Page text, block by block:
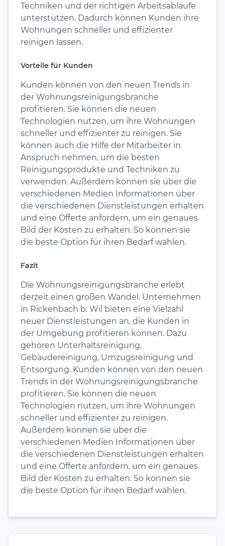
Techniken und der richtigen Arbeitsabläufe
unterstützen. Dadurch können Kunden ihre
Wohnungen schneller und effizienter
reinigen lassen.
Vorteile für Kunden
Kunden können von den neuen Trends in
der Wohnungsreinigungsbranche
profitieren. Sie können die neuen
Technologien nutzen, um ihre Wohnungen
schneller und effizienter zu reinigen. Sie
können auch die Hilfe der Mitarbeiter in
Anspruch nehmen, um die besten
Reinigungsprodukte und Techniken zu
verwenden. Außerdem können sie über die
verschiedenen Medien Informationen über
die verschiedenen Dienstleistungen erhalten
und eine Offerte anfordern, um ein genaues
Bild der Kosten zu erhalten. So können sie
die beste Option für ihren Bedarf wählen.
Fazit
Die Wohnungsreinigungsbranche erlebt
derzeit einen großen Wandel. Unternehmen
in Rickenbach b. Wil bieten eine Vielzahl
neuer Dienstleistungen an, die Kunden in
der Umgebung profitieren können. Dazu
gehören Unterhaltsreinigung,
Gebäudereinigung, Umzugsreinigung und
Entsorgung. Kunden können von den neuen
Trends in der Wohnungsreinigungsbranche
profitieren. Sie können die neuen
Technologien nutzen, um ihre Wohnungen
schneller und effizienter zu reinigen.
Außerdem können sie über die
verschiedenen Medien Informationen über
die verschiedenen Dienstleistungen erhalten
und eine Offerte anfordern, um ein genaues
Bild der Kosten zu erhalten. So können sie
die beste Option für ihren Bedarf wählen.